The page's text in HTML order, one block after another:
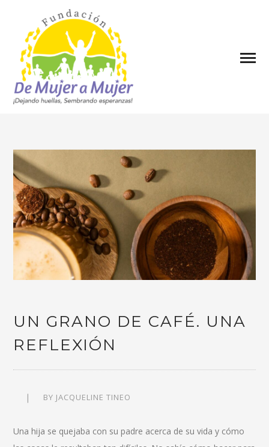
UN GRANO DE CAFÉ. UNA
REFLEXIÓN
BY JACQUELINE TINEO
Una hija se quejaba con su padre acerca de su vida y cómo